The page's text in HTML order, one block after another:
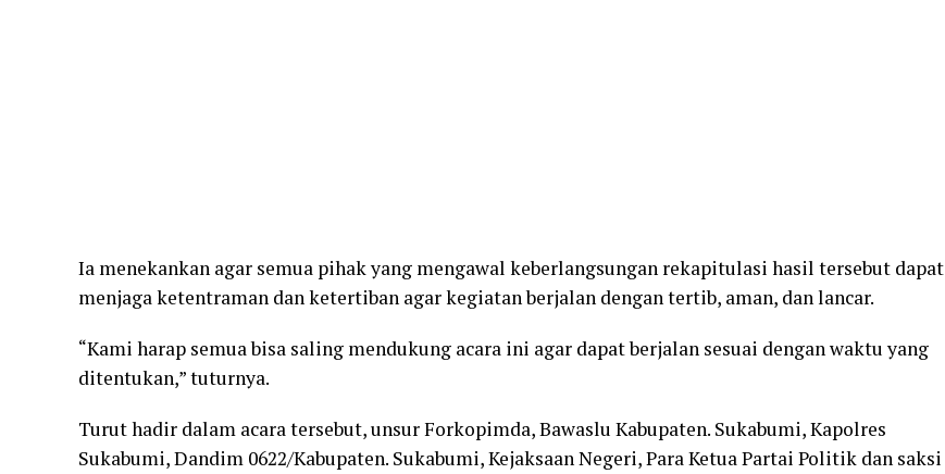
Ia menekankan agar semua pihak yang mengawal keberlangsungan rekapitulasi hasil tersebut dapat
menjaga ketentraman dan ketertiban agar kegiatan berjalan dengan tertib, aman, dan lancar.
“Kami harap semua bisa saling mendukung acara ini agar dapat berjalan sesuai dengan waktu yang
ditentukan,” tuturnya.
Turut hadir dalam acara tersebut, unsur Forkopimda, Bawaslu Kabupaten. Sukabumi, Kapolres
Sukabumi, Dandim 0622/Kabupaten. Sukabumi, Kejaksaan Negeri, Para Ketua Partai Politik dan saksi